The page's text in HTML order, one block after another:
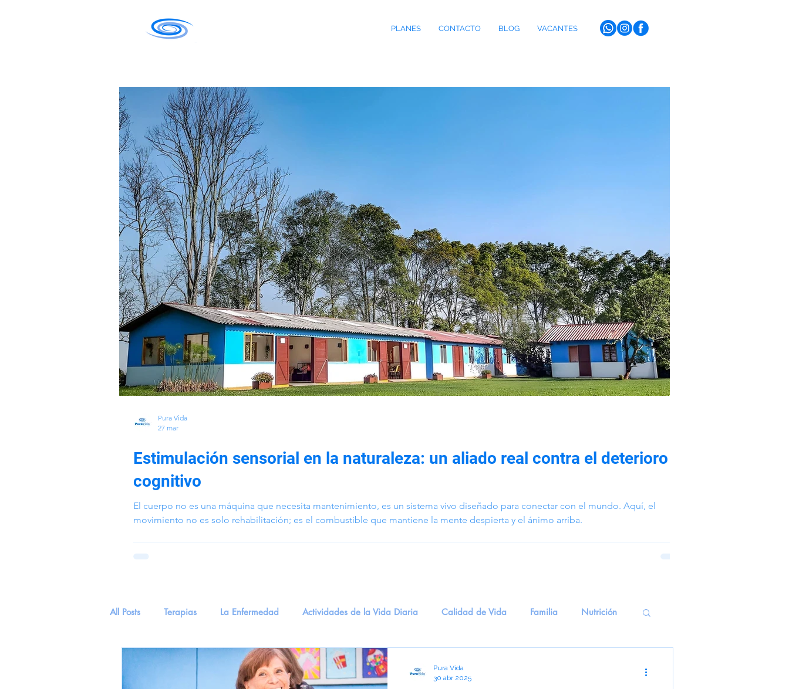
PLANES CONTACTO BLOG VACANTES
Estimulación sensorial en la naturaleza: un aliado real contra el deterioro
cognitivo
El cuerpo no es una máquina que necesita mantenimiento, es un sistema vivo diseñado para conectar con el mundo. Aquí, el
movimiento no es solo rehabilitación; es el combustible que mantiene la mente despierta y el ánimo arriba.
Pura Vida
27 mar
All Posts Terapias La Enfermedad Actividades de la Vida Diaria Calidad de Vida Familia Nutrición
Parkinson Salud tecnología Entretenimiento Salud Digital
Pura Vida
30 abr 2025